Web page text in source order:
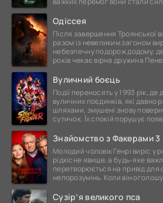
Одіссея
Після завершення Троянської
разом із невеликим загоном
небезпечну подорож додому,
років чекає вірна дружина
Вуличний боєць
Події переносять у 1993 рік, де
вуличних поєдинків, які давно
шляхами, змушені знову
сутичок. Їх спокій порушує
Знайомство з Факерами 3
Молодий чоловік Генрі виріс у
рідкісне явище, а будь-яке
перетворюється на привід для
непорозумінь. Коли він
Сузір’я великого пса